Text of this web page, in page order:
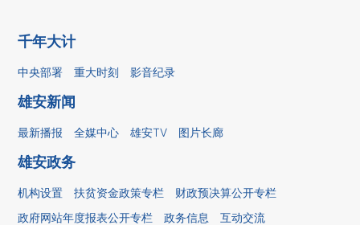
千年大计
中央部署 重大时刻 影音纪录
雄安新闻
最新播报 全媒中心 雄安TV 图片长廊
雄安政务
机构设置 扶贫资金政策专栏
财政预决算公开专栏
政府网站年度报表公开专栏
政务信息 互动交流